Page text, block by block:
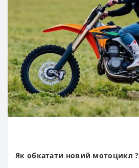
Як обкатати новий мотоцикл ?